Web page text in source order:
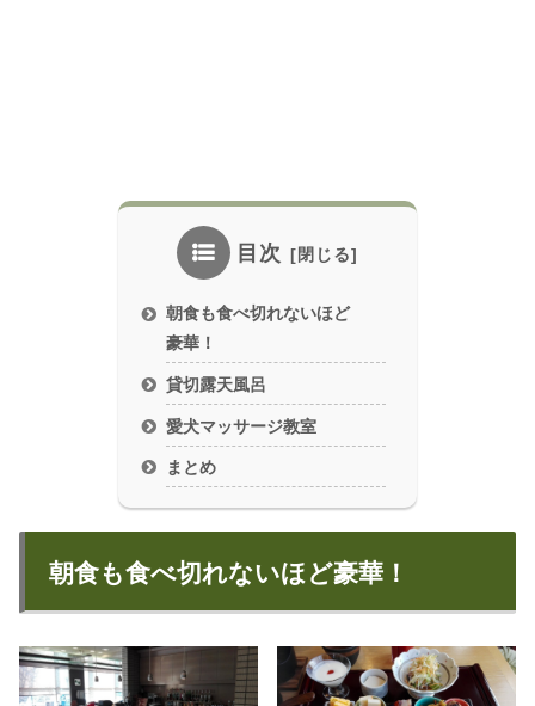
目次
朝食も食べ切れないほど
豪華！
貸切露天風呂
愛犬マッサージ教室
まとめ
朝食も食べ切れないほど豪華！